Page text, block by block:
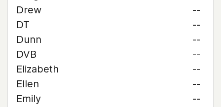
Drew
--
DT
--
Dunn
--
DVB
--
Elizabeth
--
Ellen
--
Emily
--